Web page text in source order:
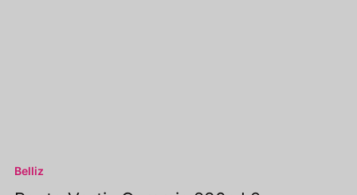
Belliz